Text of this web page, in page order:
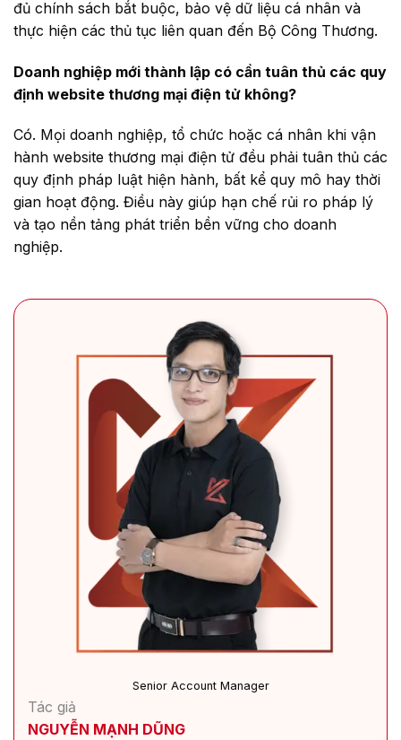
đủ chính sách bắt buộc, bảo vệ dữ liệu cá nhân và
thực hiện các thủ tục liên quan đến Bộ Công Thương.
Doanh nghiệp mới thành lập có cần tuân thủ các quy
định website thương mại điện tử không?
Có. Mọi doanh nghiệp, tổ chức hoặc cá nhân khi vận
hành website thương mại điện tử đều phải tuân thủ các
quy định pháp luật hiện hành, bất kể quy mô hay thời
gian hoạt động. Điều này giúp hạn chế rủi ro pháp lý
và tạo nền tảng phát triển bền vững cho doanh
nghiệp.
Senior Account Manager
Tác giả
NGUYỄN MẠNH DŨNG